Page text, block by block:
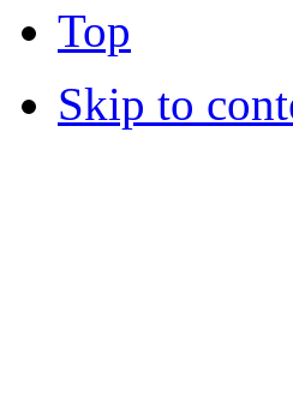
Top
Skip to